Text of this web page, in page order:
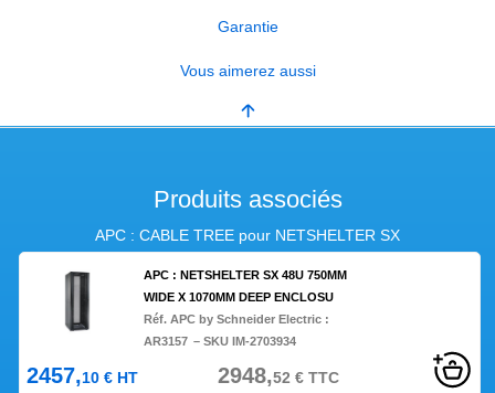
Garantie
Vous aimerez aussi
Produits associés
APC : CABLE TREE pour NETSHELTER SX
APC : NETSHELTER SX 48U 750MM
WIDE X 1070MM DEEP ENCLOSU
Réf. APC by Schneider Electric :
AR3157 – SKU IM-2703934
2457,10 € HT 2948,52 €TTC